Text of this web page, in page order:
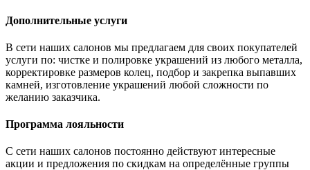
Дополнительные услуги
В сети наших салонов мы предлагаем для своих покупателей
услуги по: чистке и полировке украшений из любого металла,
корректировке размеров колец, подбор и закрепка выпавших
камней, изготовление украшений любой сложности по
желанию заказчика.
Программа лояльности
С сети наших салонов постоянно действуют интересные
акции и предложения по скидкам на определённые группы